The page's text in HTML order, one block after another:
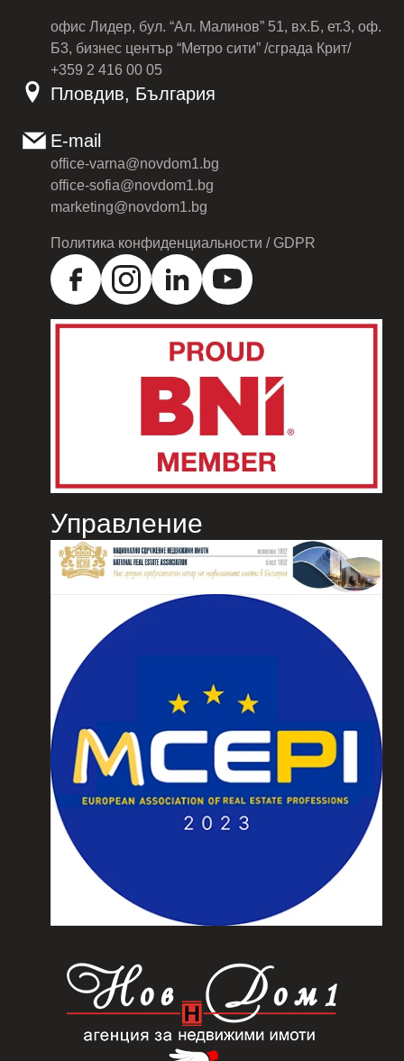
офис Лидер, бул. “Ал. Малинов” 51, вх.Б, ет.3, оф.
Б3, бизнес център “Метро сити” /сграда Крит/
+359 2 416 00 05
Пловдив, България
E-mail
office-varna@novdom1.bg
office-sofia@novdom1.bg
marketing@novdom1.bg
Политика конфиденциальности / GDPR
Управление